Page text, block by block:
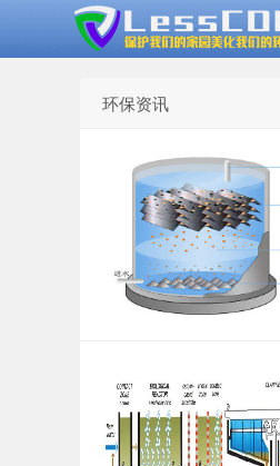
环保资讯_LessCOD 高
环保资讯